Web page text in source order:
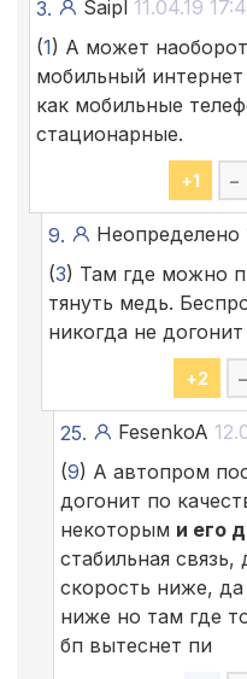
3. Saipl 11.04.19
(1) А может
мобильный
как мобильные
стационарные.
+1 –
9. Неопределено
(3) Там где можно
тянуть медь.
никогда не
+2 –
25. FesenkoA
(9) А автопром
догонит по
некоторым и его
стабильная
скорость ниже,
ниже но там где
бп вытеснет пи